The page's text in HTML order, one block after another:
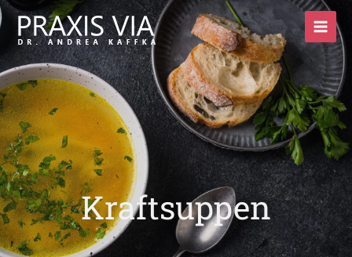
Zum
Inhalt
springen
Kraftsuppen